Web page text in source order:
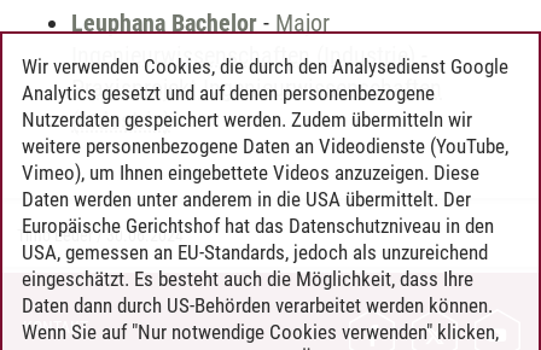
Leuphana Bachelor - Major
Ingenieurwissenschaften (Industrie)-
Praxisprojekt Ingenieurwissenschaften
(Industrie)
Timo Leder/30.06.2024
KONTAKT
Wir verwenden Cookies, die durch den Analysedienst Google
Analytics gesetzt und auf denen personenbezogene
Nutzerdaten gespeichert werden. Zudem übermitteln wir
weitere personenbezogene Daten an Videodienste (YouTube,
Vimeo), um Ihnen eingebettete Videos anzuzeigen. Diese
Daten werden unter anderem in die USA übermittelt. Der
Europäische Gerichtshof hat das Datenschutzniveau in den
USA, gemessen an EU-Standards, jedoch als unzureichend
eingeschätzt. Es besteht auch die Möglichkeit, dass Ihre
Daten dann durch US-Behörden verarbeitet werden können.
Wenn Sie auf "Nur notwendige Cookies verwenden" klicken,